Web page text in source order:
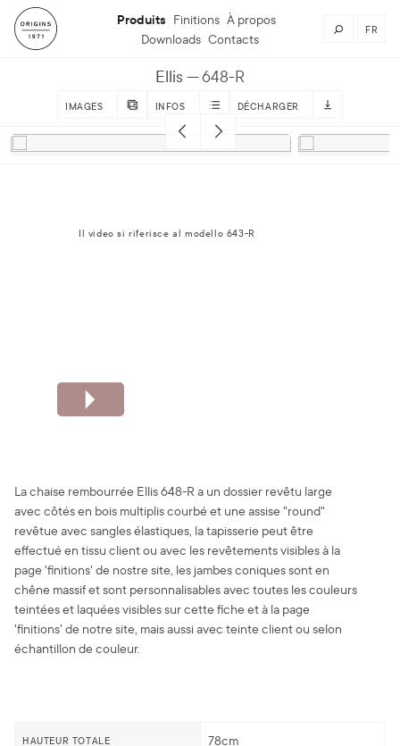
Produits Finitions À propos
Downloads Contacts
FR
Ellis 648-R
IMAGES INFOS DÉCHARGER
Il video si riferisce al modello 643-R
La chaise rembourrée Ellis 648-R a un dossier revêtu large
avec côtés en bois multiplis courbé et une assise "round"
revêtue avec sangles élastiques, la tapisserie peut être
effectué en tissu client ou avec les revêtements visibles à la
page 'finitions' de nostre site, les jambes coniques sont en
chêne massif et sont personnalisables avec toutes les couleurs
teintées et laquées visibles sur cette fiche et à la page
'finitions' de notre site, mais aussi avec teinte client ou selon
échantillon de couleur.
HAUTEUR TOTALE 78cm